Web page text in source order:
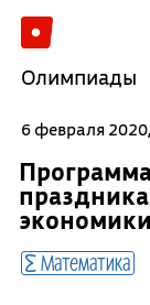
Олимпиады
6 февраля
экономики
Математика